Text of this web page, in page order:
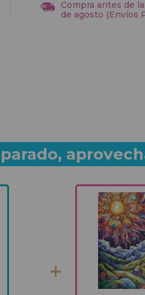
Compra antes de
de agosto (Envíos